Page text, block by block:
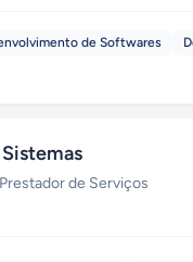
de Softwares
Prestador de Serviços